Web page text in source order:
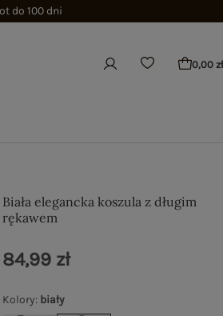
do 100 dni
0,00 zł
Biała elegancka koszula z długim
rękawem
Kolory: biały
84,99 zł